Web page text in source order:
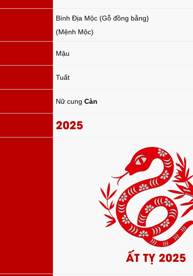
Bình Địa Mộc (Gỗ đồng bằng)
(Mệnh Mộc)
Mậu
Tuất
Nữ cung Càn
2025
ẤT TỴ 2025